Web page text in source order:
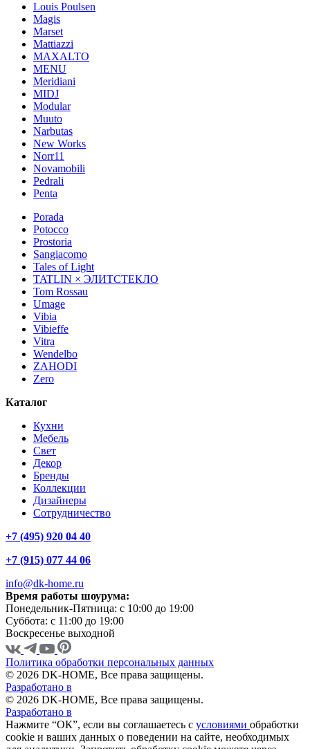
Louis Poulsen
Magis
Marset
Mattiazzi
MAXALTO
MENU
Meridiani
MIDJ
Modular
Muuto
Narbutas
New Works
Norr11
Novamobili
Pedrali
Penta
Porada
Potocco
Prostoria
Sangiacomo
Tales of Light
TATLIN × ЭЛИТСТЕКЛО
Tom Rossau
Umage
Vibia
Vibieffe
Vitra
Wendelbo
ZAHODI
Zero
Каталог
Кухни
Мебель
Свет
Декор
Бренды
Коллекции
Дизайнеры
Сотрудничество
+7 (495) 920 04 40
+7 (915) 077 44 06
info@dk-home.ru
Время работы шоурума:
Понедельник-Пятница: c 10:00 до 19:00
Суббота: c 11:00 до 19:00
Воскресенье выходной
Политика обработки персональных данных
© 2026 DK-HOME, Все права защищены.
Разработано в
© 2026 DK-HOME, Все права защищены.
Разработано в
Нажмите “ОК”, если вы соглашаетесь с условиями обработки
cookie и ваших данных о поведении на сайте, необходимых